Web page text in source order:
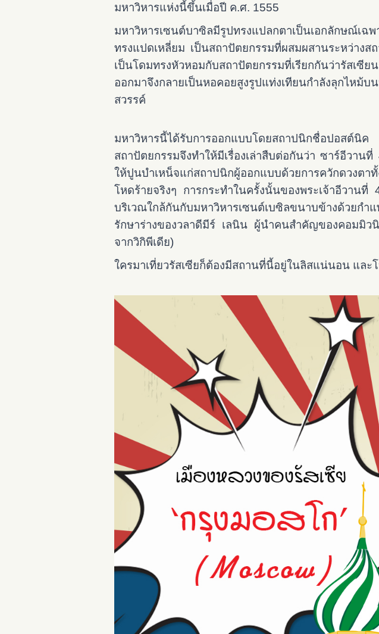
มหาวิหารแห่งนี้ขึ้นเมื่อปี ค.ศ. 1555
มหาวิหารเซนต์บาซิลมีรูปทรงแปลกตาเป็นเอกลักษณ์เ
ทรงแปดเหลี่ยม เป็นสถาปัตยกรรมที่ผสมผสานระหว่าง
เป็นโดมทรงหัวหอมกับสถาปัตยกรรมที่เรียกกันว่ารัสเซี
ออกมาจึงกลายเป็นหอคอยสูงรูปแท่งเทียนกำลังลุกไหม้
สวรรค์
มหาวิหารนี้ได้รับการออกแบบโดยสถาปนิกชื่อปอสต์
สถาปัตยกรรมจึงทำให้มีเรื่องเล่าสืบต่อกันว่า ซาร์อีวาน
ให้ปูนบำเหน็จแก่สถาปนิกผู้ออกแบบด้วยการควักดวงตา
โหดร้ายจริงๆ การกระทำในครั้งนั้นของพระเจ้าอีวาน
บริเวณใกล้กันกับมหาวิหารเซนต์เบซิลขนาบข้างด้วยกำ
รักษาร่างของวลาดีมีร์ เลนิน ผู้นำคนสำคัญของคอมมิว
จากวิกิพีเดีย)
ใครมาเที่ยวรัสเซียก็ต้องมีสถานที่นี้อยู่ในลิสแน่นอน และ